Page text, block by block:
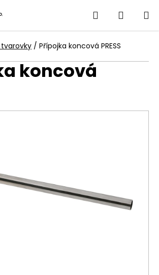
Hledat
KOŠÍK
/ Přípojka koncová PRESS
koncová